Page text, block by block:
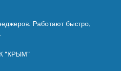
Работают быстро,
"КРЫМ"